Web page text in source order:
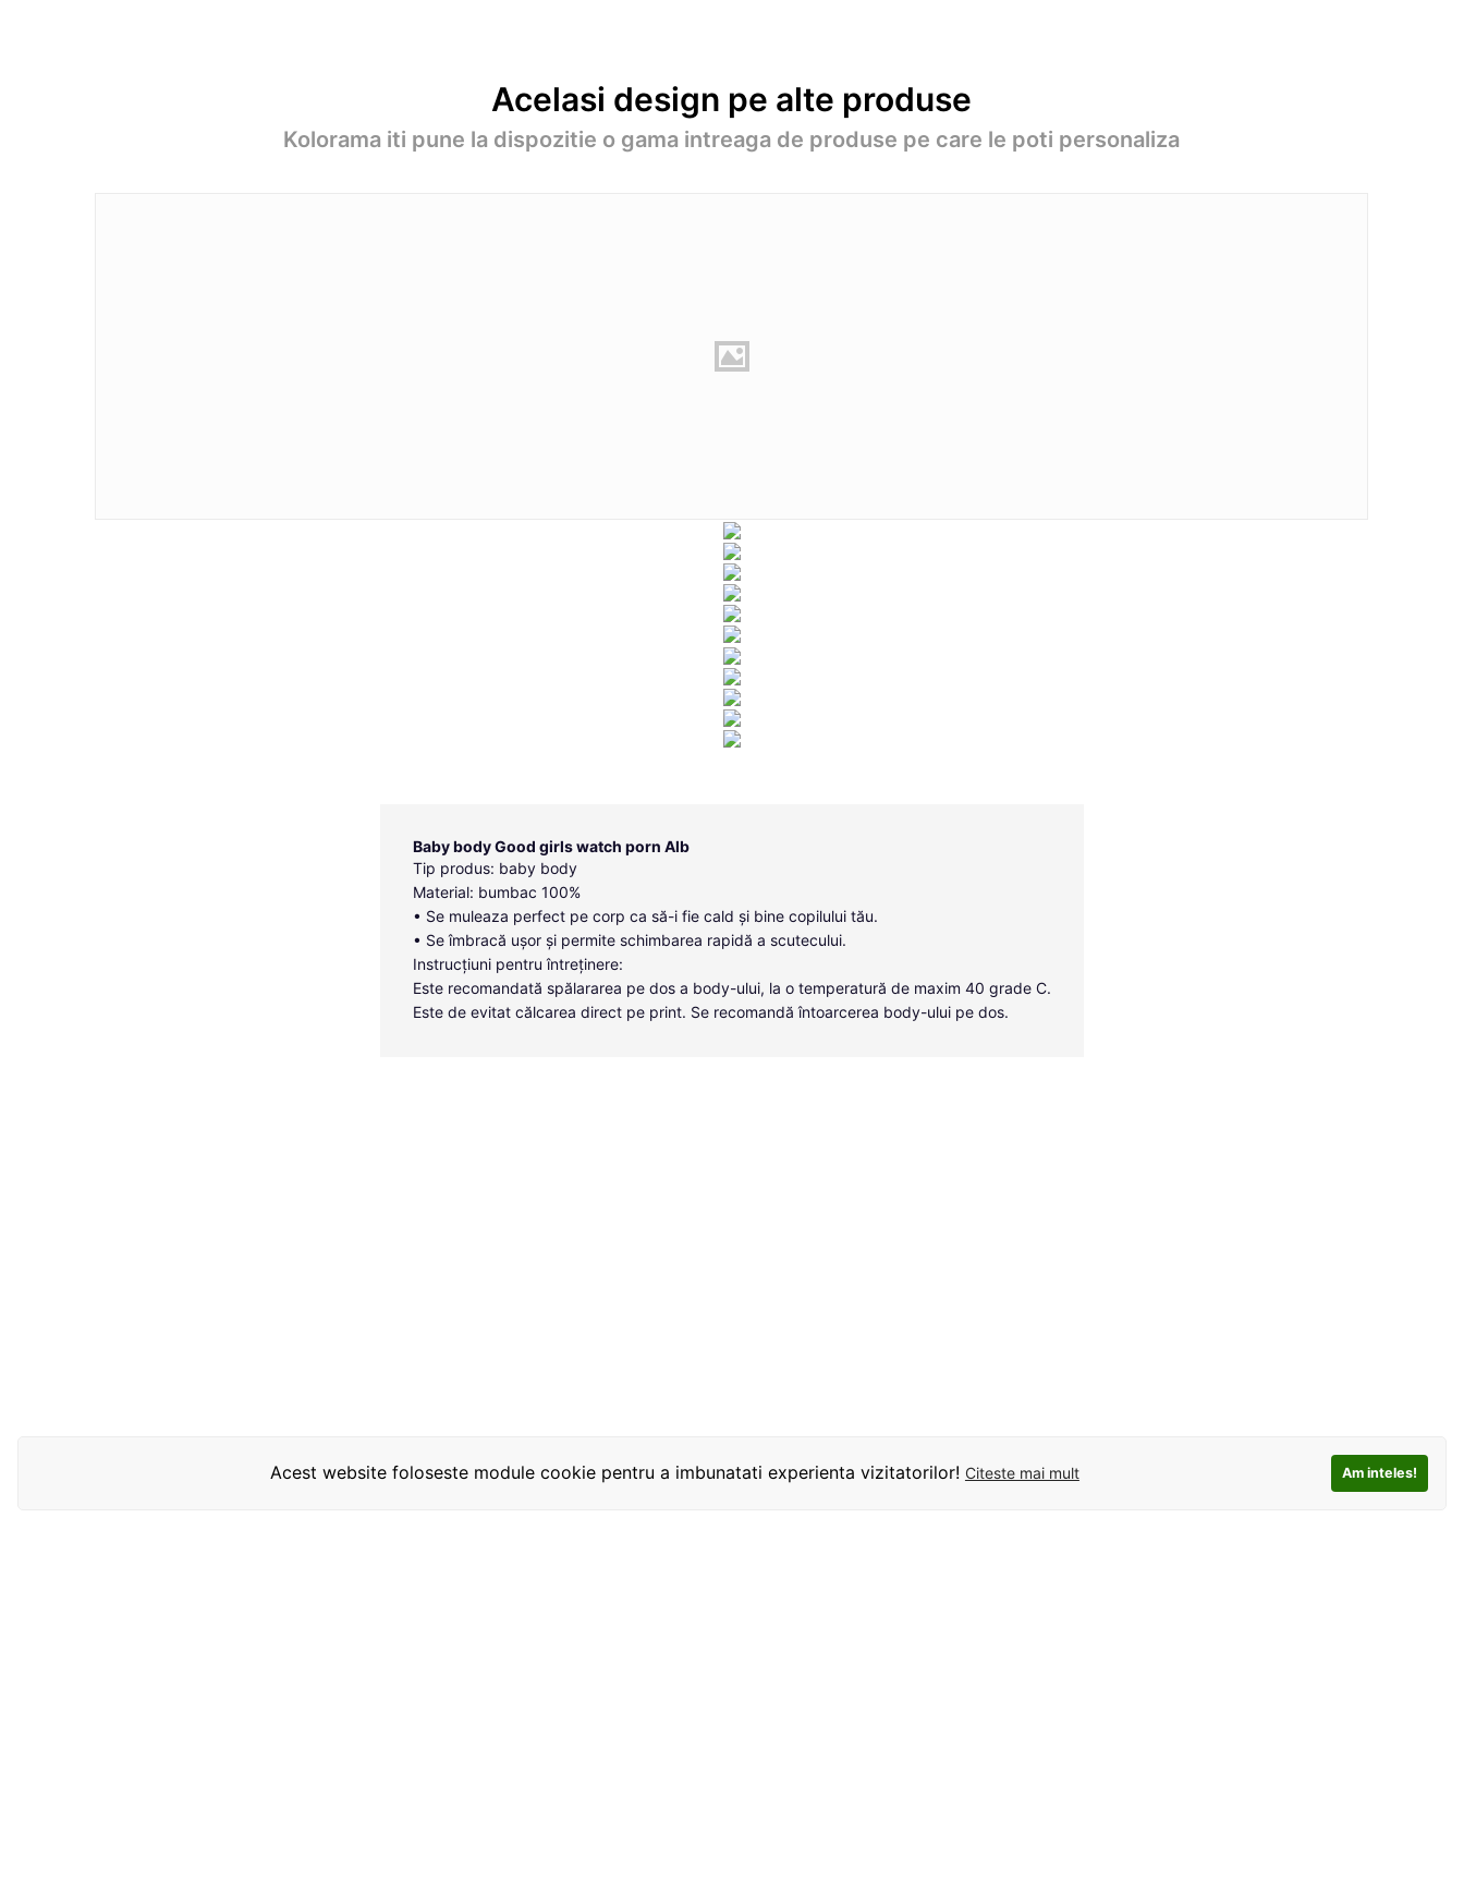
Acest website foloseste module cookie pentru a imbunatati experienta vizitatorilor! Citeste mai mult Am inteles!
Acelasi design pe alte produse
Kolorama iti pune la dispozitie o gama intreaga de produse pe care le poti personaliza
Baby body Good girls watch porn Alb
Tip produs: baby body
Material: bumbac 100%
• Se muleaza perfect pe corp ca să-i fie cald și bine copilului tău.
• Se îmbracă ușor și permite schimbarea rapidă a scutecului.
Instrucțiuni pentru întreținere:
Este recomandată spălararea pe dos a body-ului, la o temperatură de maxim 40 grade C.
Este de evitat călcarea direct pe print. Se recomandă întoarcerea body-ului pe dos.